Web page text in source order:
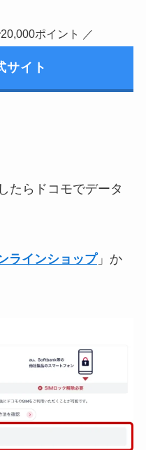
ポイント ／
サイト
たらドコモでデータ
ラインショップ」か